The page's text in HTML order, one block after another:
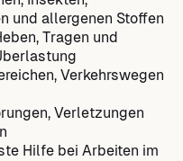
und allergenen Stoffen
Tragen und
Verkehrswegen
Verletzungen
Hilfe bei Arbeiten im